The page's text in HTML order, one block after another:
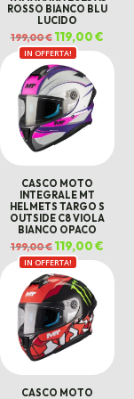
€.
ROSSO BIANCO BLU
LUCIDO
199,00€ Il
prezzo
originale
era:
199,00 €.
119,00€Il
è:
€.
IN OFFERTA!
CASCO MOTO
INTEGRALE MT
HELMETS TARGO S
OUTSIDE C8 VIOLA
BIANCO OPACO
199,00€ Il
prezzo
originale
era:
199,00 €.
119,00€Il
è:
IN OFFERTA!
CASCO MOTO